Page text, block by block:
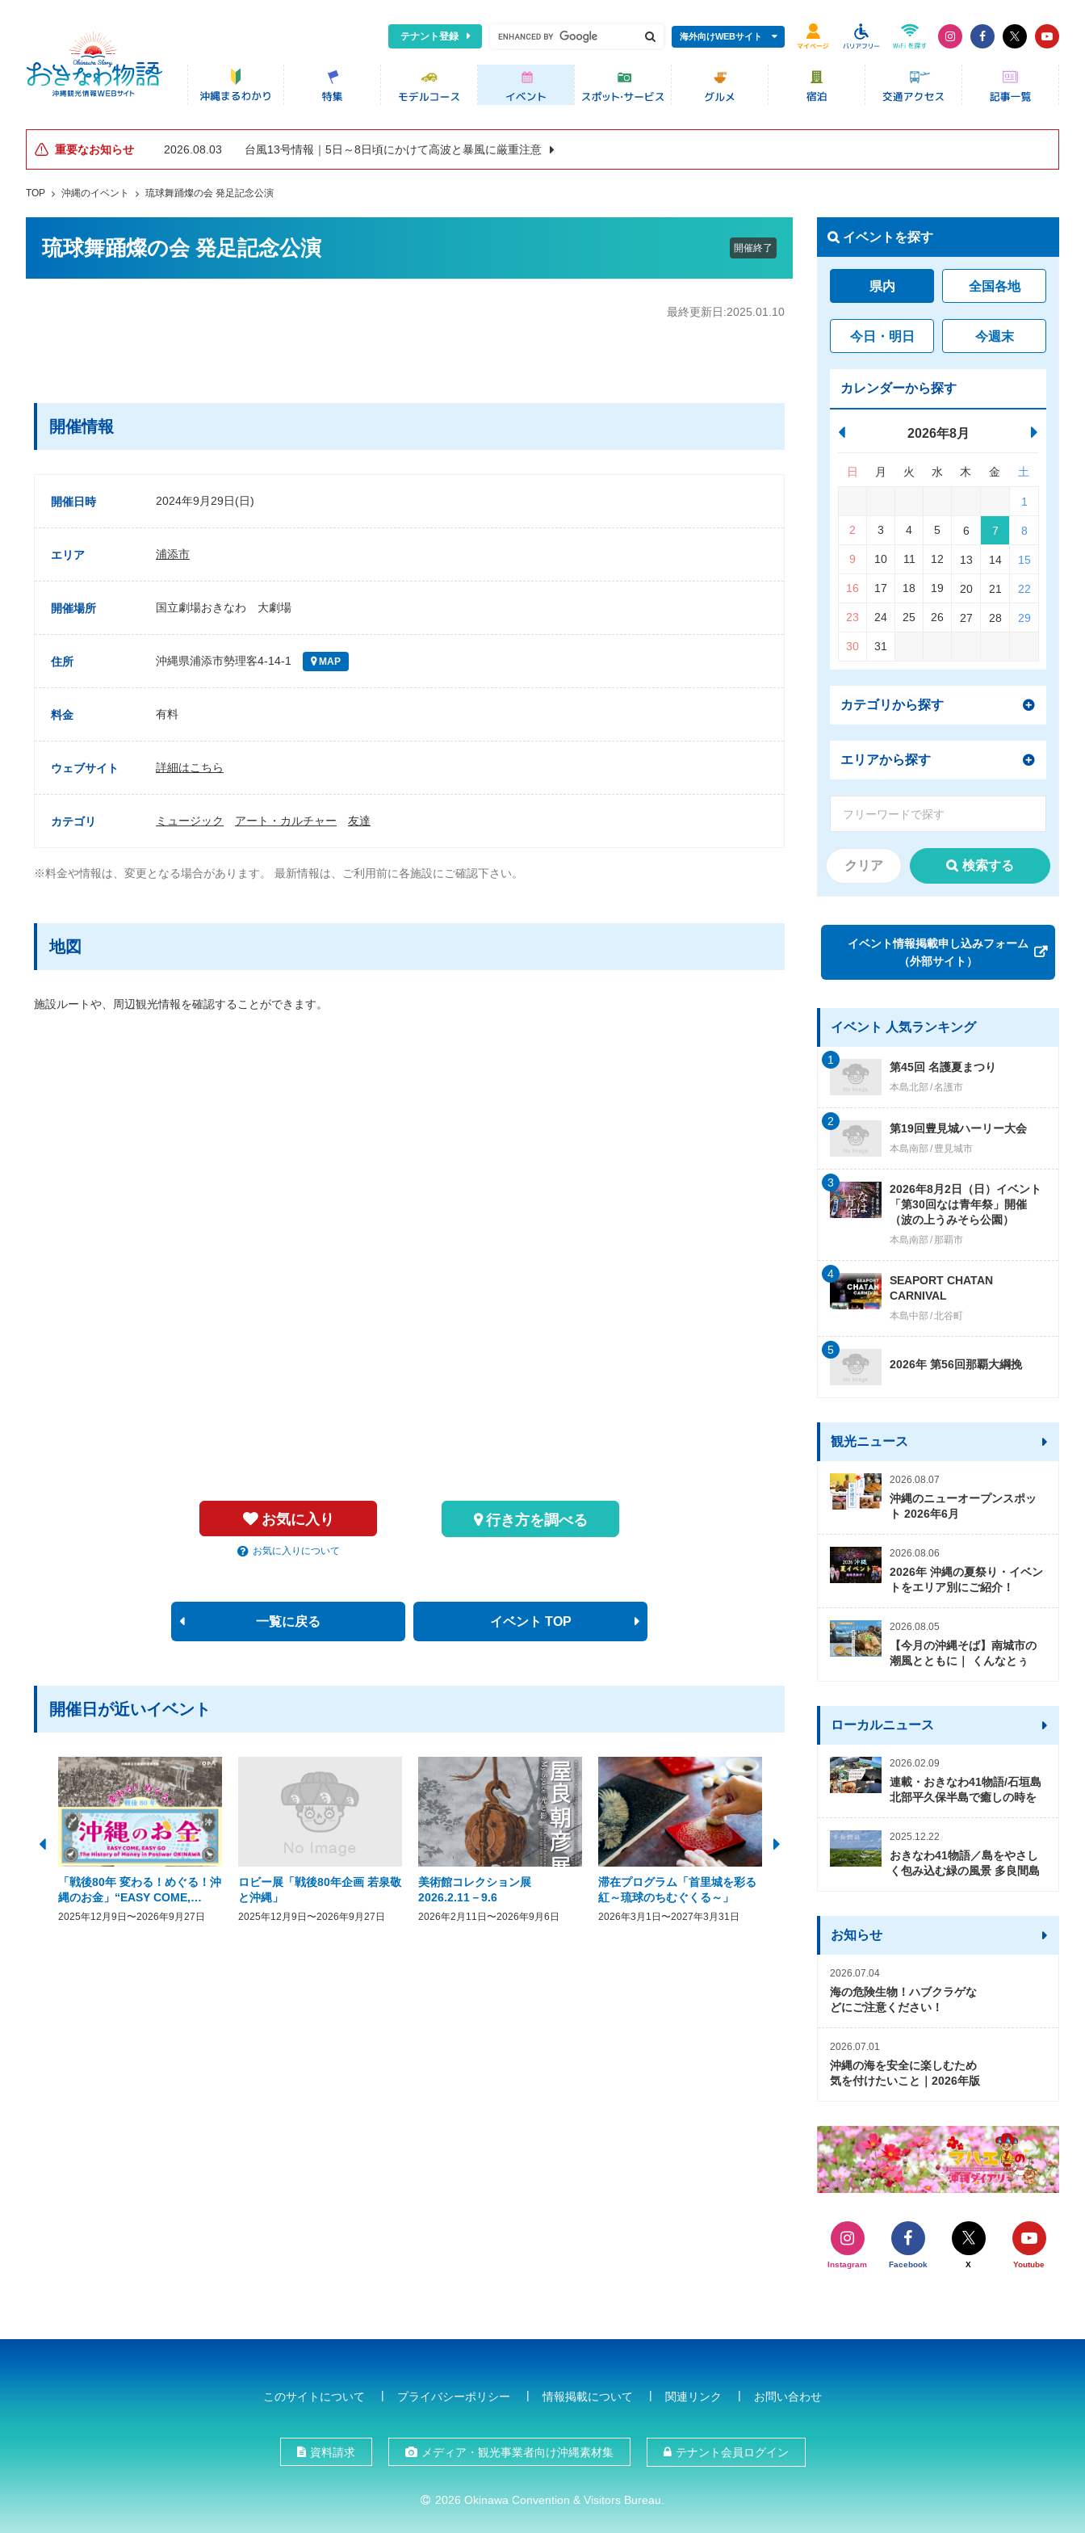
テナント登録 海外向けWEBサイト
重要なお知らせ 2026.08.03 台風13号情報｜5日～8日頃にかけて高波と暴風に厳重注意
TOP 沖縄のイベント 琉球舞踊燦の会 発足記念公演
琉球舞踊燦の会 発足記念公演 開催終了
最終更新日:2025.01.10
開催情報
開催日時 2024年9月29日(日)
エリア 浦添市
開催場所 国立劇場おきなわ 大劇場
住所 沖縄県浦添市勢理客4-14-1 MAP
料金 有料
ウェブサイト 詳細はこちら
カテゴリ ミュージック アート・カルチャー 友達
※料金や情報は、変更となる場合があります。 最新情報は、ご利用前に各施設にご確認下さい。
地図
施設ルートや、周辺観光情報を確認することができます。
お気に入り
お気に入りについて
行き方を調べる
一覧に戻る イベント TOP
開催日が近いイベント
「戦後80年 変わる！めぐる！沖
縄のお金」“EASY COME,
EASY GO － The History of
2025年12月9日〜2026年9月27日
ロビー展「戦後80年企画 若泉敬
と沖縄」
2025年12月9日〜2026年9月27日
美術館コレクション展
2026.2.11－9.6
2026年2月11日〜2026年9月6日
滞在プログラム「首里城を彩る
紅～琉球のちむぐくる～」
2026年3月1日〜2027年3月31日 2026年3月5日〜2026年10月31日 2026年3月20日〜2026年11
イベントを探す
県内 全国各地
今日・明日 今週末
カレンダーから探す
2026年8月
日 月 火 水 木 金 土
1
2 3 4 5 6 7 8
9 10 11 12 13 14 15
16 17 18 19 20 21 22
23 24 25 26 27 28 29
30 31
カテゴリから探す
エリアから探す
クリア 検索する
イベント情報掲載申し込みフォーム
（外部サイト）
イベント 人気ランキング
第45回 名護夏まつり
本島北部 名護市
1
第19回豊見城ハーリー大会
本島南部 豊見城市
2
2026年8月2日（日）イベント
「第30回なは青年祭」開催
（波の上うみそら公園）
本島南部 那覇市
3
SEAPORT CHATAN
CARNIVAL
本島中部 北谷町
4
2026年 第56回那覇大綱挽
5
観光ニュース
2026.08.07
沖縄のニューオープンスポッ
ト 2026年6月
2026.08.06
2026年 沖縄の夏祭り・イベン
トをエリア別にご紹介！
2026.08.05
【今月の沖縄そば】南城市の
潮風とともに｜ くんなとぅ
ローカルニュース
2026.02.09
連載・おきなわ41物語/石垣島
北部平久保半島で癒しの時を
2025.12.22
おきなわ41物語／島をやさし
く包み込む緑の風景 多良間島
お知らせ
2026.07.04
海の危険生物！ハブクラゲな
どにご注意ください！
2026.07.01
沖縄の海を安全に楽しむため
気を付けたいこと｜2026年版
Instagram Facebook X Youtube
このサイトについて プライバシーポリシー 情報掲載について 関連リンク お問い合わせ
資料請求 メディア・観光事業者向け沖縄素材集 テナント会員ログイン
2026 Okinawa Convention & Visitors Bureau.